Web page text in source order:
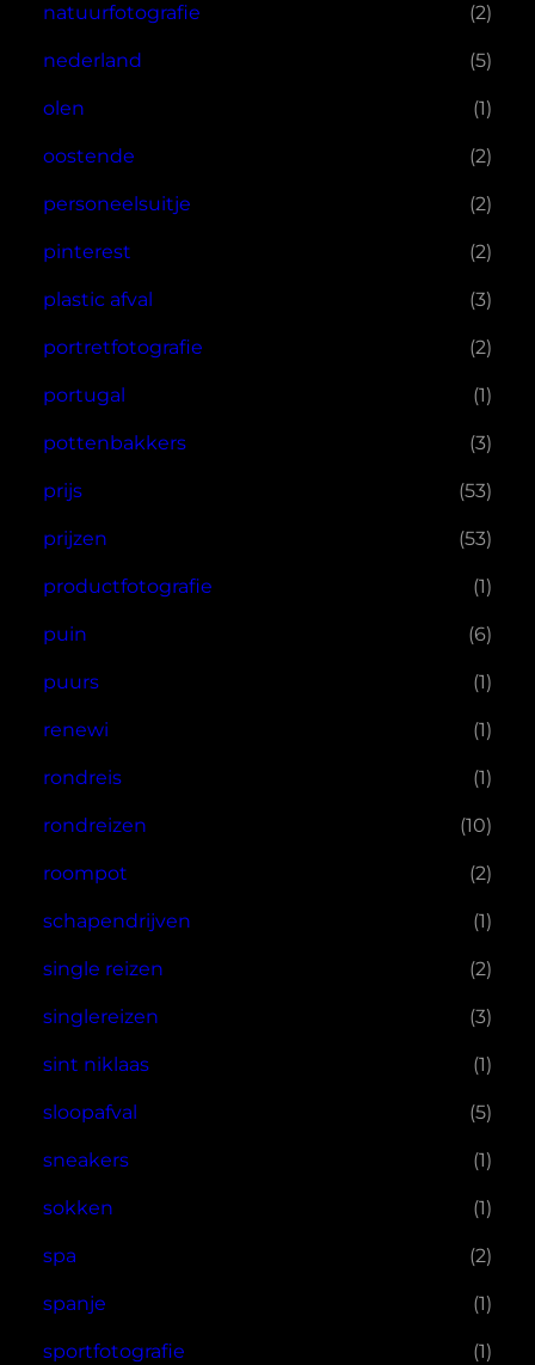
natuurfotografie (2)
nederland (5)
olen (1)
oostende (2)
personeelsuitje (2)
pinterest (2)
plastic afval (3)
portretfotografie (2)
portugal (1)
pottenbakkers (3)
prijs (53)
prijzen (53)
productfotografie (1)
puin (6)
puurs (1)
renewi (1)
rondreis (1)
rondreizen (10)
roompot (2)
schapendrijven (1)
single reizen (2)
singlereizen (3)
sint niklaas (1)
sloopafval (5)
sneakers (1)
sokken (1)
spa (2)
spanje (1)
sportfotografie (1)